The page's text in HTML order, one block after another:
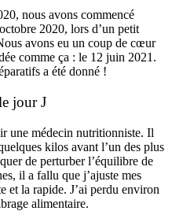
nous avons commencé
2020, lors d’un petit
avons eu un coup de cœur
comme ça : le 12 juin 2021.
a été donné !
jour J
une médecin nutritionniste. Il
kilos avant l’un des plus
de perturber l’équilibre de
il a fallu que j’ajuste mes
et la rapide. J’ai perdu environ
alimentaire.